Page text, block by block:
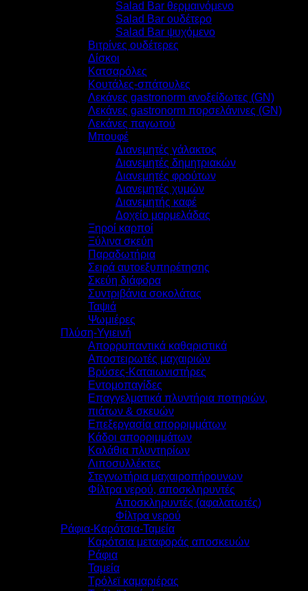
Salad Bar θερμαινόμενο
Salad Bar ουδέτερο
Salad Bar ψυχόμενο
Βιτρίνες ουδέτερες
Δίσκοι
Κατσαρόλες
Κουτάλες-σπάτουλες
Λεκάνες gastronorm ανοξείδωτες (GN)
Λεκάνες gastronorm πορσελάνινες (GN)
Λεκάνες παγωτού
Μπουφέ
Διανεμητές γάλακτος
Διανεμητές δημητριακών
Διανεμητές φρούτων
Διανεμητές χυμών
Διανεμητής καφέ
Δοχείο μαρμελάδας
Ξηροί καρποί
Ξύλινα σκεύη
Παραδωτήρια
Σειρά αυτοεξυπηρέτησης
Σκεύη διάφορα
Συντριβάνια σοκολάτας
Ταψιά
Ψωμιέρες
Πλύση-Υγιεινή
Απορρυπαντικά καθαριστικά
Αποστειρωτές μαχαιριών
Βρύσες-Καταιωνιστήρες
Εντομοπαγίδες
Επαγγελματικά πλυντήρια ποτηριών,
πιάτων & σκευών
Επεξεργασία απορριμμάτων
Κάδοι απορριμμάτων
Καλάθια πλυντηρίων
Λιποσυλλέκτες
Στεγνωτήρια μαχαιροπήρουνων
Φίλτρα νερού, αποσκληρυντές
Αποσκληρυντές (αφαλατωτές)
Φίλτρα νερού
Ράφια-Καρότσια-Ταμεία
Καρότσια μεταφοράς αποσκευών
Ράφια
Ταμεία
Τρόλεϊ καμαριέρας